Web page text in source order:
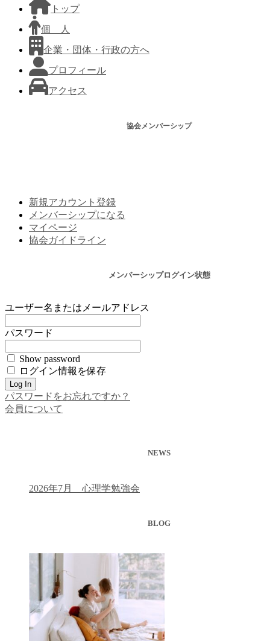
トップ
個 人
企業・団体・行政の方へ
プロフィール
アクセス
協会メンバーシップ
新規アカウント登録
メンバーシップになる
マイページ
協会ガイドライン
メンバーシップログイン状態
ユーザー名またはメールアドレス
パスワード
Show password
ログイン情報を保存
パスワードをお忘れですか？
会員について
NEWS
2026年7月 心理学勉強会
BLOG